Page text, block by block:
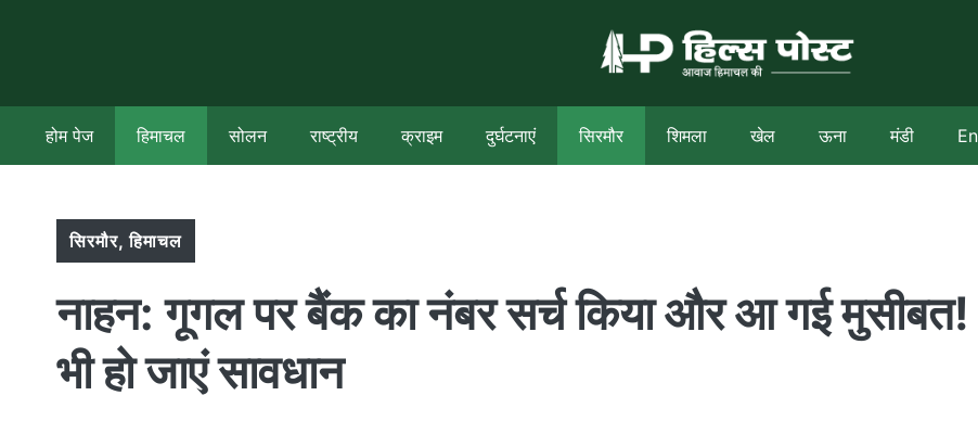
होम पेज हिमाचल सोलन राष्ट्रीय क्राइम दुर्घटनाएं सिरमौर शिमला खेल ऊना मंडी
सिरमौर,हिमाचल
नाहन: गूगल पर बैंक का नंबर सर्च किया और आ गई
भी हो जाएं सावधान